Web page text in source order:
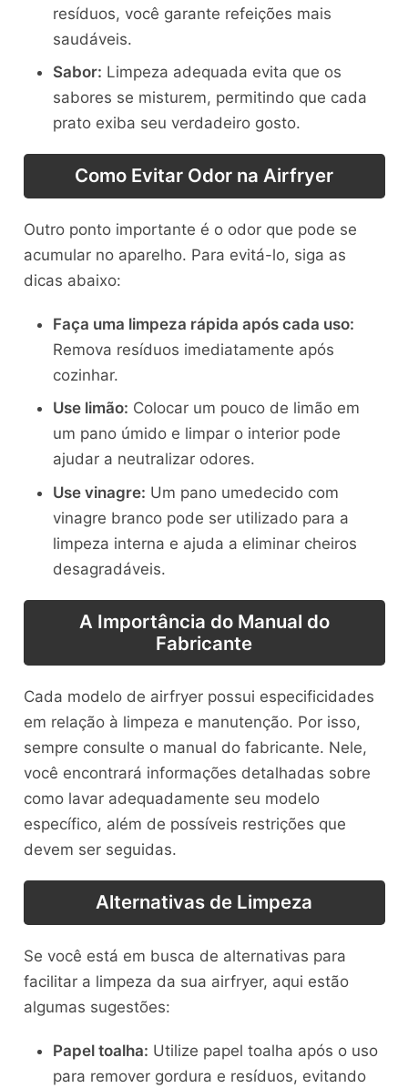
resíduos, você garante refeições mais
saudáveis.
Sabor: Limpeza adequada evita que os
sabores se misturem, permitindo que cada
prato exiba seu verdadeiro gosto.
Como Evitar Odor na Airfryer
Outro ponto importante é o odor que pode se
acumular no aparelho. Para evitá-lo, siga as
dicas abaixo:
Faça uma limpeza rápida após cada uso:
Remova resíduos imediatamente após
cozinhar.
Use limão: Colocar um pouco de limão em
um pano úmido e limpar o interior pode
ajudar a neutralizar odores.
Use vinagre: Um pano umedecido com
vinagre branco pode ser utilizado para a
limpeza interna e ajuda a eliminar cheiros
desagradáveis.
A Importância do Manual do
Fabricante
Cada modelo de airfryer possui especificidades
em relação à limpeza e manutenção. Por isso,
sempre consulte o manual do fabricante. Nele,
você encontrará informações detalhadas sobre
como lavar adequadamente seu modelo
específico, além de possíveis restrições que
devem ser seguidas.
Alternativas de Limpeza
Se você está em busca de alternativas para
facilitar a limpeza da sua airfryer, aqui estão
algumas sugestões:
Papel toalha: Utilize papel toalha após o uso
para remover gordura e resíduos, evitando